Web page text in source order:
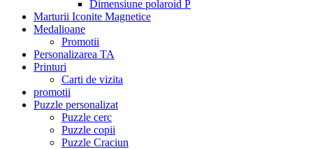
Dimensiune polaroid P
Marturii Iconite Magnetice
Medalioane
Promotii
Personalizarea TA
Printuri
Carti de vizita
promotii
Puzzle personalizat
Puzzle cerc
Puzzle copii
Puzzle Craciun